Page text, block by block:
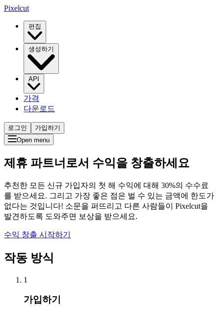
Pixelcut
편집
생성하기
API
가격
다운로드
로그인
가입하기
Open menu
제휴 파트너로서 수익을 창출하세요
추천한 모든 신규 가입자의 첫 해 수익에 대해 30%의 수수료
를 받으세요. 그리고 가장 좋은 점은 벌 수 있는 금액에 한도가
없다는 것입니다! 소문을 퍼뜨리고 다른 사람들이 Pixelcut을
발견하도록 도와주면 보상을 받으세요.
수익 창출 시작하기
작동 방식
1
가입하기